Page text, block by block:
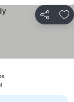
Partilhar